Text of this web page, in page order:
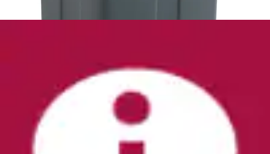
Mülleimer »Big-Box Swing XL« 1 Behälter 52 l,
Stahlblech o. Edelstahl, mit...
Hailo
Ursprünglicher Preis
- 22 %
Aktueller Preis
69,99 €